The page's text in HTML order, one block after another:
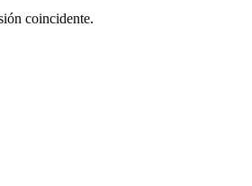
coincidente.